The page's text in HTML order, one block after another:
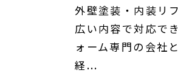
外壁塗装・内装リ
広い内容で対応で
ォーム専門の会社
経...